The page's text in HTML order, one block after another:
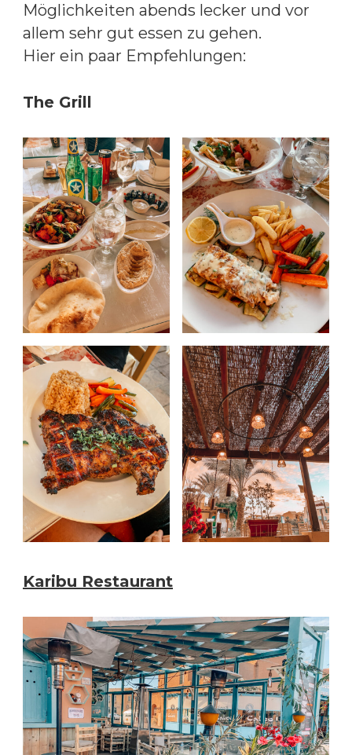
Möglichkeiten abends lecker und vor
allem sehr gut essen zu gehen.
Hier ein paar Empfehlungen:
The Grill
Karibu Restaurant